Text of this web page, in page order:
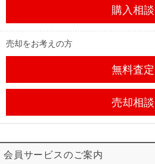
購入相談
売却をお考えの方
無料査定
売却相談
会員サービスのご案内